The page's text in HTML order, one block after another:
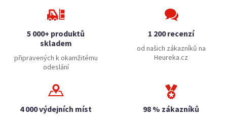
5 000+ produktů
skladem
připravených k okamžitému
odeslání
1 200 recenzí
od našich zákazníků na
Heureka.cz
4 000 výdejních míst 98 % zákazníků